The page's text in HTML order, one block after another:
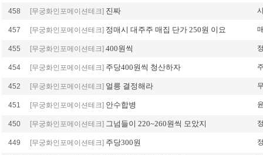
458 [무궁화인포메이션테크] 진짜
457 [무궁화인포메이션테크] 정매시 대주주 매집 단가 250원 이요
455 [무궁화인포메이션테크] 400원씩
454 [무궁화인포메이션테크] 주당400원씩 청산하자
452 [무궁화인포메이션테크] 얼릉 결정해라
451 [무궁화인포메이션테크] 안수합병
450 [무궁화인포메이션테크] 그넘들이 220~260원씩 모았지
449 [무궁화인포메이션테크] 주당300원